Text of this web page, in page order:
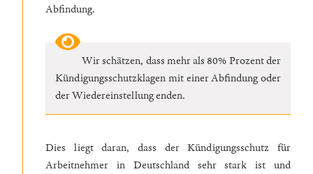
Abfindung.
Wir schätzen, dass mehr als 80% Prozent der
Kündigungsschutzklagen mit einer Abfindung oder
der Wiedereinstellung enden.
Dies liegt daran, dass der Kündigungsschutz für
Arbeitnehmer in Deutschland sehr stark ist und